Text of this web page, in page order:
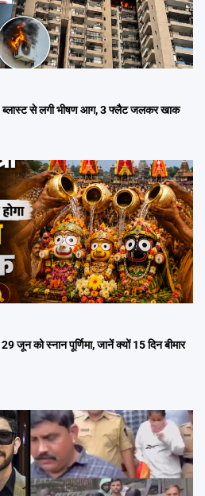
से लगी भीषण आग, 3 फ्लैट जलकर खाक
को स्नान पूर्णिमा, जानें क्यों 15 दिन बीमार